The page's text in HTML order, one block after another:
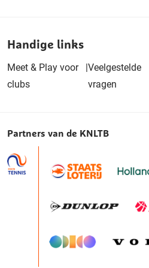
Handige links
Meet & Play voor
clubs
|Veelgestelde
vragen
Partners van de KNLTB